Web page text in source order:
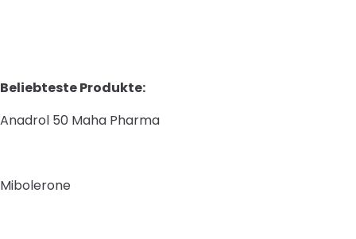
Beliebteste Produkte:
Anadrol 50 Maha Pharma
Mibolerone